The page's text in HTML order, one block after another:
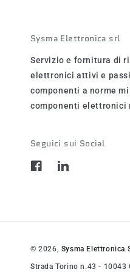
Sysma Elettronica srl
Servizio e fornitura di
elettronici attivi e
componenti a norme
componenti elettronici
Seguici sui Social
FacebookLinkedIn
© 2026, Sysma Elettronica
Strada Torino n.43 - 10043